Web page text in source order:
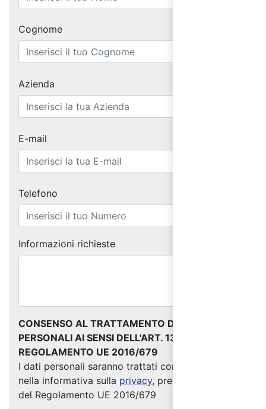
Cognome
Azienda
E-mail
Telefono
Informazioni richieste
CONSENSO AL TRATTAMENTO DEI DATI
PERSONALI AI SENSI DELL'ART. 13 DEL
REGOLAMENTO UE 2016/679
I dati personali saranno trattati come indicato
nella informativa sulla privacy, predisposta ai sensi
del Regolamento UE 2016/679